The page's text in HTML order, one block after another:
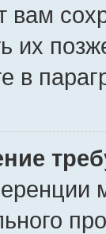
вам
их
в